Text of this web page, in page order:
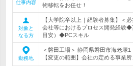
仕事内容
術移転をお任せ！
対象と
なる方
【大学院卒以上｜経験者募集】＜
会社等におけるプロセス開発経験
目安）◆PCスキル
勤務地
＜磐田工場＞ 静岡県磐田市海老塚
【変更の範囲】会社の定める事業所